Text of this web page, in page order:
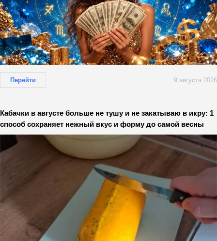
Перейти 9 августа 2026
Кабачки в августе больше не тушу и не закатываю в икру: 1
способ сохраняет нежный вкус и форму до самой весны